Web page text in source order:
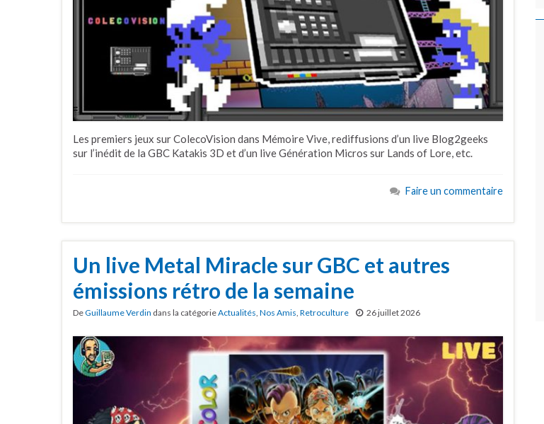
Les premiers jeux sur ColecoVision dans Mémoire Vive, rediffusions d’un live Blog2geeks
sur l’inédit de la GBC Katakis 3D et d’un live Génération Micros sur Lands of Lore, etc.
Faire un commentaire
Un live Metal Miracle sur GBC et autres
émissions rétro de la semaine
DeGuillaume Verdin dans la catégorieActualités, Nos Amis, Retroculture 26 juillet 2026